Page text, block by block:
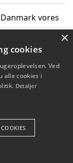
vores
vores
×
cookies
Ved
alle cookies i
Detaljer